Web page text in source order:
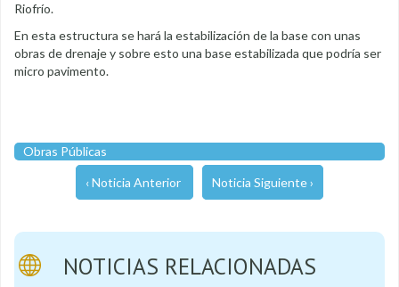
Riofrío.
En esta estructura se hará la estabilización de la base con unas
obras de drenaje y sobre esto una base estabilizada que podría ser
micro pavimento.
Obras Públicas
‹ Noticia Anterior Noticia Siguiente ›
NOTICIAS RELACIONADAS